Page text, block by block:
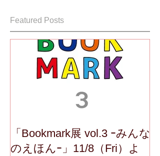
Featured Posts
「Bookmark展 vol.3 ｰみんな
のえほんｰ」11/8（Fri）よ